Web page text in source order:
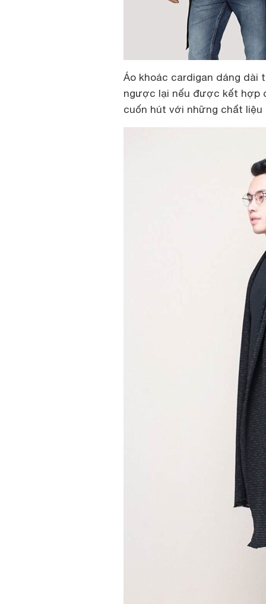
Áo khoác cardigan dáng dài
ngược lại nếu được kết hợp
cuốn hút với những chất liệu